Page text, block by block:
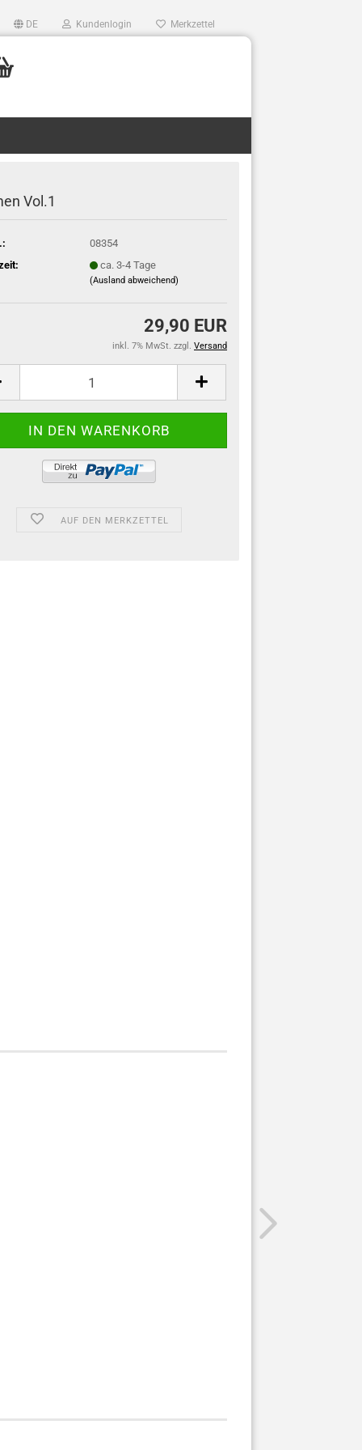
DE Kundenlogin Merkzettel
Vol.1
08354
ca. 3-4 Tage
(Ausland abweichend)
29,90 EUR
inkl. 7% MwSt. zzgl. Versand
AUF DEN MERKZETTEL